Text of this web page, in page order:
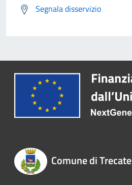
Segnala disservizio
Comune di Trecate